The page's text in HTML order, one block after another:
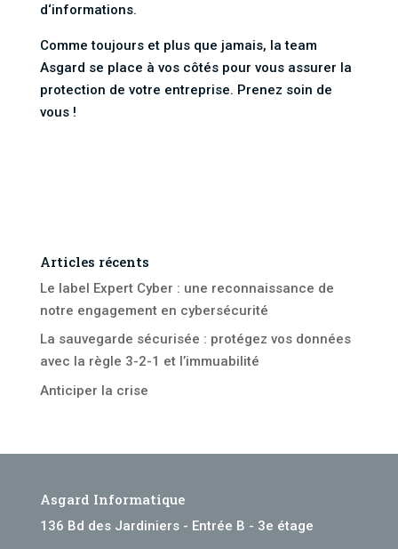
d‘informations.
Comme toujours et plus que jamais, la team
Asgard se place à vos côtés pour vous assurer la
protection de votre entreprise. Prenez soin de
vous !
Articles récents
Le label Expert Cyber : une reconnaissance de
notre engagement en cybersécurité
La sauvegarde sécurisée : protégez vos données
avec la règle 3-2-1 et l’immuabilité
Anticiper la crise
Asgard Informatique
136 Bd des Jardiniers - Entrée B - 3e étage